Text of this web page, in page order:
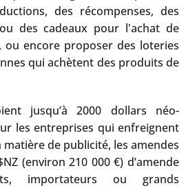
des récompenses, des
des cadeaux pour l'achat de
ou encore proposer des loteries
qui achètent des produits de
jusqu’à 2000 dollars néo-
les entreprises qui enfreignent
matière de publicité, les amendes
(environ 210 000 €) d’amende
importateurs ou grands